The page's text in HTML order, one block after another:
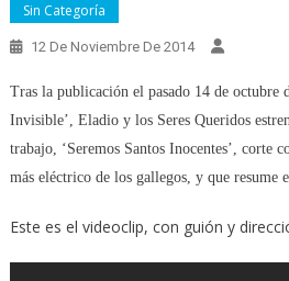
Sin Categoría
12 De Noviembre De 2014
Tras la publicación el pasado 14 de octubre
Invisible’, Eladio y los Seres Queridos
trabajo, ‘Seremos Santos Inocentes’, corte
más eléctrico de los gallegos, y que resume
Este es el videoclip, con guión y